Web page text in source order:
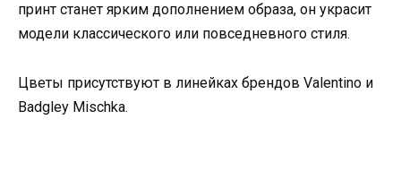
принт станет ярким дополнением образа, он украсит
модели классического или повседневного стиля.
Цветы присутствуют в линейках брендов Valentino и
Badgley Mischka.